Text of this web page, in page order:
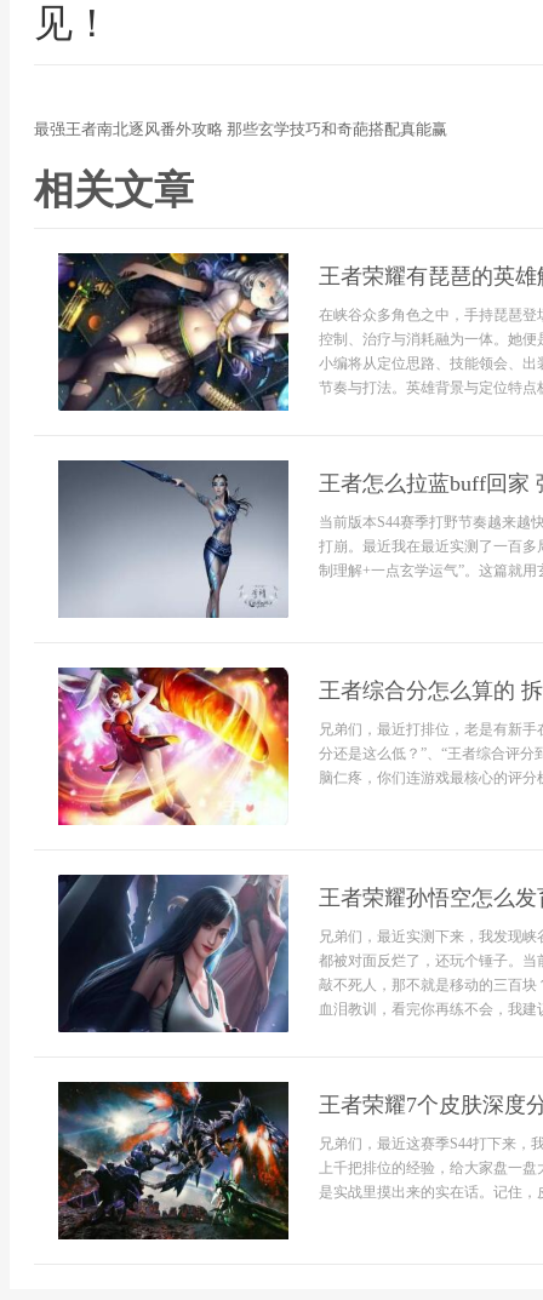
见！
最强王者南北逐风番外攻略 那些玄学技巧和奇葩搭配真能赢
相关文章
王者荣耀有琵琶的英
在峡谷众多角色之中，手持琵琶
控制、治疗与消耗融为一体。她
小编将从定位思路、技能领会、
节奏与打法。英雄背景与定位特
王者怎么拉蓝buff回家
当前版本S44赛季打野节奏越来越
打崩。最近我在最近实测了一百
制理解+一点玄学运气”。这篇就
王者综合分怎么算的
兄弟们，最近打排位，老是有新
分还是这么低？”、“王者综合评分
脑仁疼，你们连游戏最核心的评
王者荣耀孙悟空怎么
兄弟们，最近实测下来，我发现
都被对面反烂了，还玩个锤子。
敲不死人，那不就是移动的三百
血泪教训，看完你再练不会，我建
王者荣耀7个皮肤深度
兄弟们，最近这赛季S44打下来，
上千把排位的经验，给大家盘一
是实战里摸出来的实在话。记住